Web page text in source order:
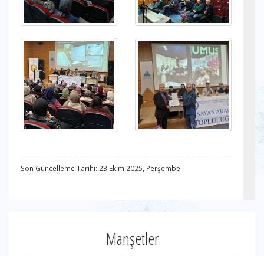
Son Güncelleme Tarihi: 23 Ekim 2025, Perşembe
Manşetler